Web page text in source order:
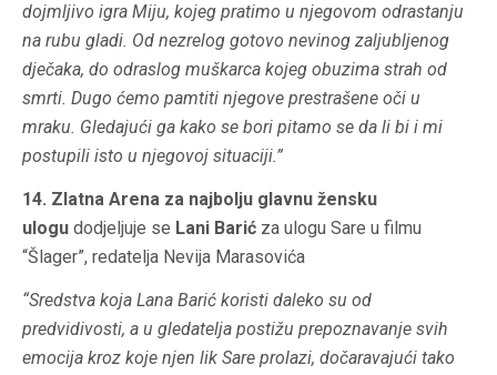
dojmljivo igra Miju, kojeg pratimo u njegovom odrastanju
na rubu gladi. Od nezrelog gotovo nevinog zaljubljenog
dječaka, do odraslog muškarca kojeg obuzima strah od
smrti. Dugo ćemo pamtiti njegove prestrašene oči u
mraku. Gledajući ga kako se bori pitamo se da li bi i mi
postupili isto u njegovoj situaciji.”
14. Zlatna Arena za najbolju glavnu žensku
ulogu dodjeljuje se Lani Barić za ulogu Sare u filmu
“Šlager”, redatelja Nevija Marasovića
“Sredstva koja Lana Barić koristi daleko su od
predvidivosti, a u gledatelja postižu prepoznavanje svih
emocija kroz koje njen lik Sare prolazi, dočaravajući tako